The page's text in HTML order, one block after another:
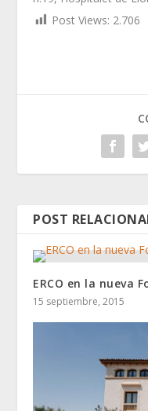
Post Views: 2.706
POST
ERCO en la nueva
15 septiembre, 2015